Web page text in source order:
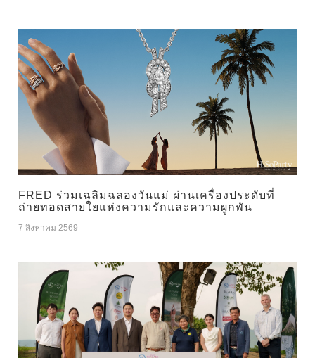
FRED ร่วมเฉลิมฉลองวันแม่ ผ่านเครื่องประดับที่
ถ่ายทอดสายใยแห่งความรักและความผูกพัน
7 สิงหาคม 2569